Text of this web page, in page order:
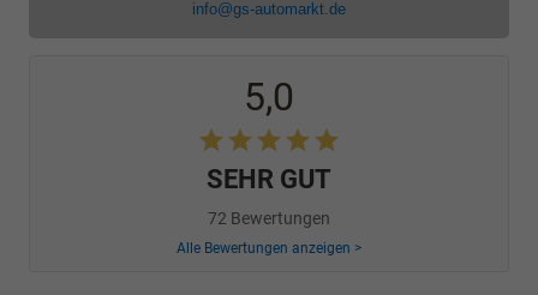
info@gs-automarkt.de
5,0
SEHR GUT
72 Bewertungen
Alle Bewertungen anzeigen >